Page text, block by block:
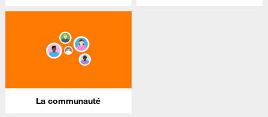
La communauté